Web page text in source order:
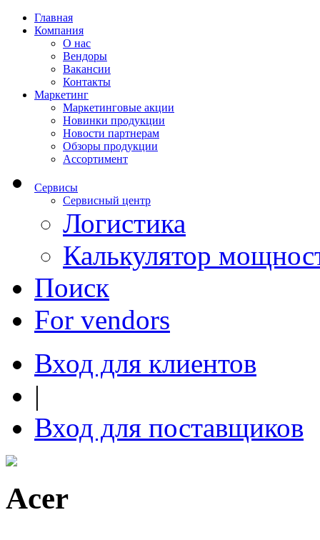
Главная
Компания
О нас
Вендоры
Вакансии
Контакты
Маркетинг
Маркетинговые акции
Новинки продукции
Новости партнерам
Обзоры продукции
Ассортимент
Сервисы
Сервисный центр
Логистика
Калькулятор
Поиск
For vendors
Вход для клиентов
|
Вход для поставщиков
Acer